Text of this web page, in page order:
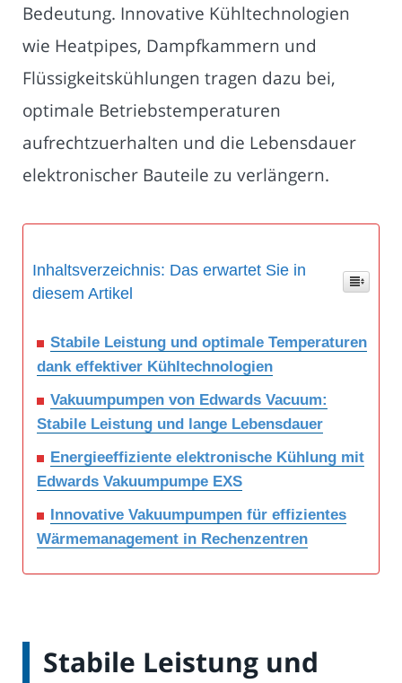
Bedeutung. Innovative Kühltechnologien
wie Heatpipes, Dampfkammern und
Flüssigkeitskühlungen tragen dazu bei,
optimale Betriebstemperaturen
aufrechtzuerhalten und die Lebensdauer
elektronischer Bauteile zu verlängern.
Inhaltsverzeichnis: Das erwartet Sie in
diesem Artikel
Stabile Leistung und optimale Temperaturen
dank effektiver Kühltechnologien
Vakuumpumpen von Edwards Vacuum:
Stabile Leistung und lange Lebensdauer
Energieeffiziente elektronische Kühlung mit
Edwards Vakuumpumpe EXS
Innovative Vakuumpumpen für effizientes
Wärmemanagement in Rechenzentren
Stabile Leistung und